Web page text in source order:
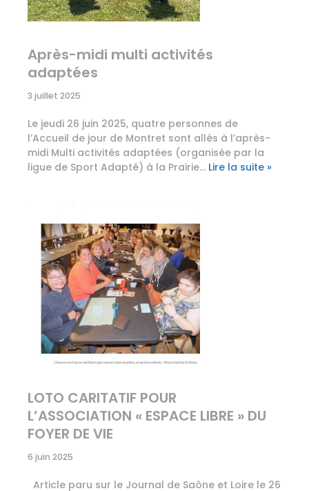
Après-midi multi activités
adaptées
3 juillet 2025
Le jeudi 26 juin 2025, quatre personnes de
l’Accueil de jour de Montret sont allés à l’après-
midi Multi activités adaptées (organisée par la
ligue de Sport Adapté) à la Prairie… Lire la suite »
LOTO CARITATIF POUR
L’ASSOCIATION « ESPACE LIBRE » DU
FOYER DE VIE
6 juin 2025
Article paru sur le Journal de Saône et Loire le 26